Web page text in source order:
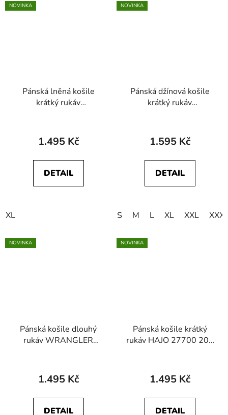
NOVINKA
Pánská lněná košile
krátký rukáv
SHIRT Dusty Rose
1.495 Kč
DETAIL
XL
NOVINKA
Pánská džínová košile
krátký rukáv
WESTERN SHIRT
Riverbank
1.595 Kč
DETAIL
S M L XL XXL
NOVINKA
Pánská košile dlouhý
rukáv WRANGLER
1.495 Kč
DETAIL
NOVINKA
Pánská košile krátký
rukáv HAJO 27700 209
1.495 Kč
DETAIL